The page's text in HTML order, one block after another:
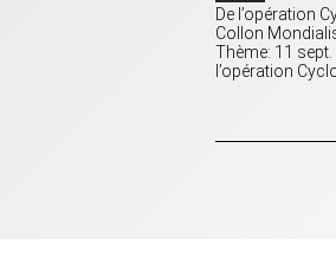
De l’opération
Collon
Thème: 11
l’opération